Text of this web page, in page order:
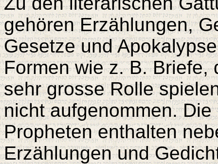
gehören Erzählungen,
Gesetze und
Formen wie z. B. Briefe,
sehr grosse Rolle
nicht aufgenommen.
Propheten enthalten
Erzählungen und